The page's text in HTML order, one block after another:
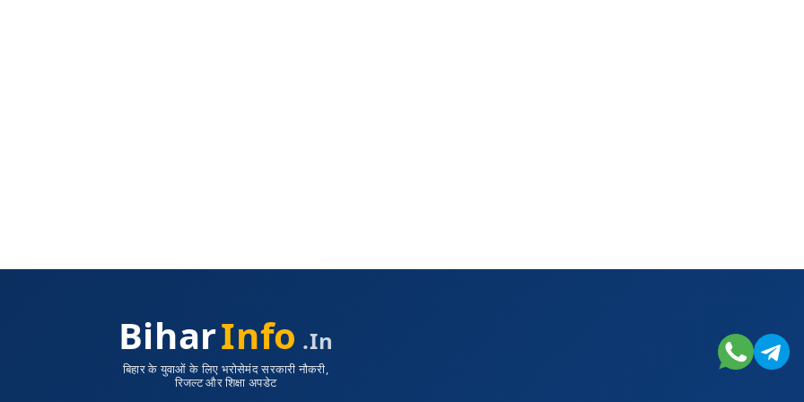
BiharInfo .in
बिहार के युवाओं के लिए भरोसेमंद सरकारी नौकरी,
रिजल्ट और शिक्षा अपडेट